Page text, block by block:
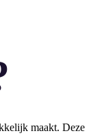
maakt. Deze